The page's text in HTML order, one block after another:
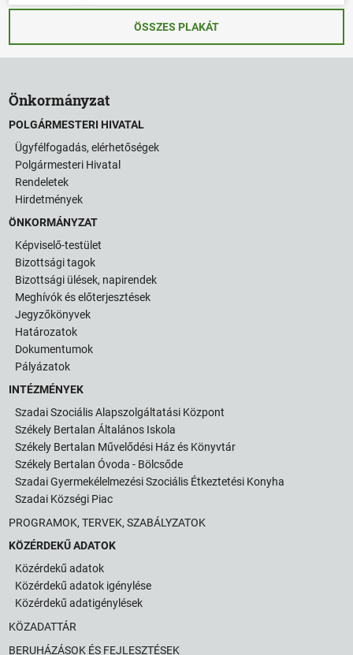
ÖSSZES PLAKÁT
Önkormányzat
POLGÁRMESTERI HIVATAL
Ügyfélfogadás, elérhetőségek
Polgármesteri Hivatal
Rendeletek
Hirdetmények
ÖNKORMÁNYZAT
Képviselő-testület
Bizottsági tagok
Bizottsági ülések, napirendek
Meghívók és előterjesztések
Jegyzőkönyvek
Határozatok
Dokumentumok
Pályázatok
INTÉZMÉNYEK
Szadai Szociális Alapszolgáltatási Központ
Székely Bertalan Általános Iskola
Székely Bertalan Művelődési Ház és Könyvtár
Székely Bertalan Óvoda - Bölcsőde
Szadai Gyermekélelmezési Szociális Étkeztetési Konyha
Szadai Községi Piac
PROGRAMOK, TERVEK, SZABÁLYZATOK
KÖZÉRDEKŰ ADATOK
Közérdekű adatok
Közérdekű adatok igénylése
Közérdekű adatigénylések
KÖZADATTÁR
BERUHÁZÁSOK ÉS FEJLESZTÉSEK